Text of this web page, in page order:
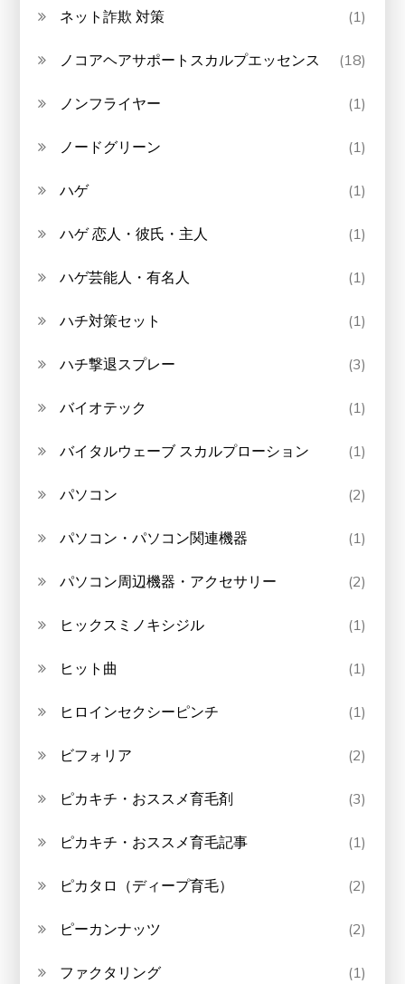
ネット詐欺 対策 (1)
ノコアヘアサポートスカルプエッセンス (18)
ノンフライヤー (1)
ノードグリーン (1)
ハゲ (1)
ハゲ 恋人・彼氏・主人 (1)
ハゲ芸能人・有名人 (1)
ハチ対策セット (1)
ハチ撃退スプレー (3)
バイオテック (1)
バイタルウェーブ スカルプローション (1)
パソコン (2)
パソコン・パソコン関連機器 (1)
パソコン周辺機器・アクセサリー (2)
ヒックスミノキシジル (1)
ヒット曲 (1)
ヒロインセクシーピンチ (1)
ビフォリア (2)
ピカキチ・おススメ育毛剤 (3)
ピカキチ・おススメ育毛記事 (1)
ピカタロ（ディープ育毛） (2)
ピーカンナッツ (2)
ファクタリング (1)